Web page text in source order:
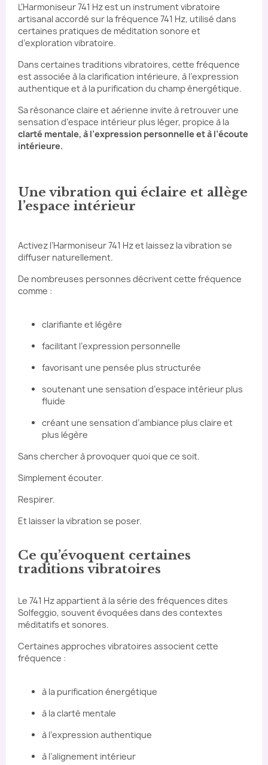
L’Harmoniseur 741 Hz est un instrument vibratoire
artisanal accordé sur la fréquence 741 Hz, utilisé dans
certaines pratiques de méditation sonore et
d’exploration vibratoire.
Dans certaines traditions vibratoires, cette fréquence
est associée à la clarification intérieure, à l’expression
authentique et à la purification du champ énergétique.
Sa résonance claire et aérienne invite à retrouver une
sensation d’espace intérieur plus léger, propice à la
clarté mentale, à l’expression personnelle et à l’écoute
intérieure.
Une vibration qui éclaire et allège
l’espace intérieur
Activez l’Harmoniseur 741 Hz et laissez la vibration se
diffuser naturellement.
De nombreuses personnes décrivent cette fréquence
comme :
clarifiante et légère
facilitant l’expression personnelle
favorisant une pensée plus structurée
soutenant une sensation d’espace intérieur plus
fluide
créant une sensation d’ambiance plus claire et
plus légère
Sans chercher à provoquer quoi que ce soit.
Simplement écouter.
Respirer.
Et laisser la vibration se poser.
Ce qu’évoquent certaines
traditions vibratoires
Le 741 Hz appartient à la série des fréquences dites
Solfeggio, souvent évoquées dans des contextes
méditatifs et sonores.
Certaines approches vibratoires associent cette
fréquence :
à la purification énergétique
à la clarté mentale
à l’expression authentique
à l’alignement intérieur